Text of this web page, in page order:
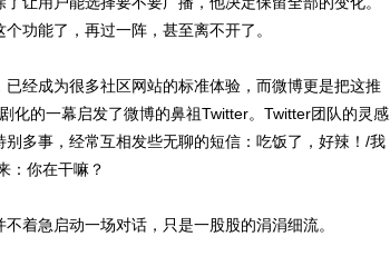
功能了，再过一阵，甚至离不开了。
成为很多社区网站的标准体验，而微博更是把这推
化的一幕启发了微博的鼻祖Twitter。Twitter团队的灵感
多事，经常互相发些无聊的短信：吃饭了，好辣！/我
：你在干嘛？
急启动一场对话，只是一股股的涓涓细流。